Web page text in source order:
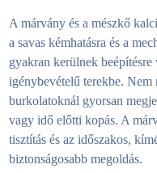
A márvány és a mészkő
a savas kémhatásra és a
gyakran kerülnek
igénybevételű terekbe. Nem
burkolatoknál gyorsan
vagy idő előtti kopás. A
tisztítás és az időszakos,
biztonságosabb megoldás.